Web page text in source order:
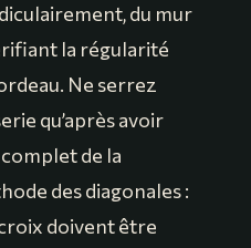
du mur
la régularité
Ne serrez
qu’après avoir
de la
des diagonales :
doivent être